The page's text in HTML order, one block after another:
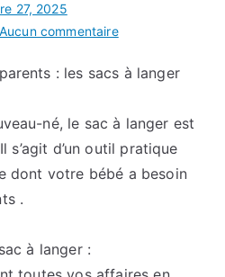
27, 2025
Aucun commentairesur
le
à
langer
est
: les sacs à langer
né, le sac à langer est
s’agit d’un outil pratique
dont votre bébé a besoin
.
à langer :